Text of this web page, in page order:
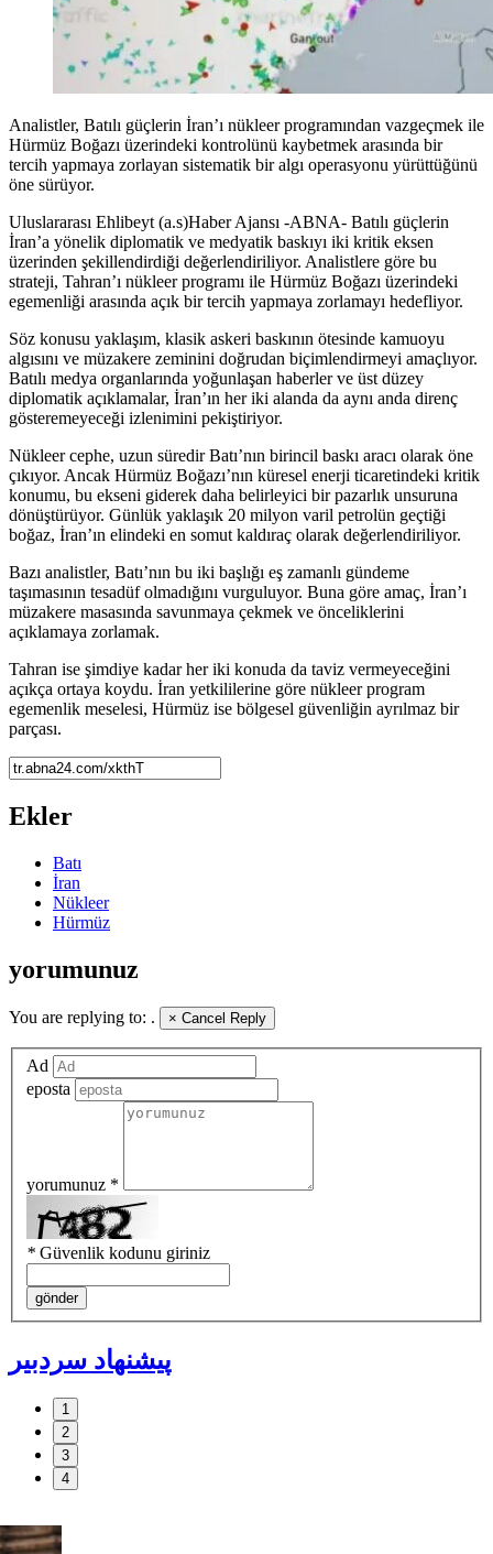
Analistler, Batılı güçlerin İran’ı nükleer programından vazgeçmek ile
Hürmüz Boğazı üzerindeki kontrolünü kaybetmek arasında bir
tercih yapmaya zorlayan sistematik bir algı operasyonu yürüttüğünü
öne sürüyor.
Uluslararası Ehlibeyt (a.s)Haber Ajansı -ABNA- Batılı güçlerin
İran’a yönelik diplomatik ve medyatik baskıyı iki kritik eksen
üzerinden şekillendirdiği değerlendiriliyor. Analistlere göre bu
strateji, Tahran’ı nükleer programı ile Hürmüz Boğazı üzerindeki
egemenliği arasında açık bir tercih yapmaya zorlamayı hedefliyor.
Söz konusu yaklaşım, klasik askeri baskının ötesinde kamuoyu
algısını ve müzakere zeminini doğrudan biçimlendirmeyi amaçlıyor.
Batılı medya organlarında yoğunlaşan haberler ve üst düzey
diplomatik açıklamalar, İran’ın her iki alanda da aynı anda direnç
gösteremeyeceği izlenimini pekiştiriyor.
Nükleer cephe, uzun süredir Batı’nın birincil baskı aracı olarak öne
çıkıyor. Ancak Hürmüz Boğazı’nın küresel enerji ticaretindeki kritik
konumu, bu ekseni giderek daha belirleyici bir pazarlık unsuruna
dönüştürüyor. Günlük yaklaşık 20 milyon varil petrolün geçtiği
boğaz, İran’ın elindeki en somut kaldıraç olarak değerlendiriliyor.
Bazı analistler, Batı’nın bu iki başlığı eş zamanlı gündeme
taşımasının tesadüf olmadığını vurguluyor. Buna göre amaç, İran’ı
müzakere masasında savunmaya çekmek ve önceliklerini
açıklamaya zorlamak.
Tahran ise şimdiye kadar her iki konuda da taviz vermeyeceğini
açıkça ortaya koydu. İran yetkililerine göre nükleer program
egemenlik meselesi, Hürmüz ise bölgesel güvenliğin ayrılmaz bir
parçası.
Ekler
Batı
İran
Nükleer
Hürmüz
yorumunuz
You are replying to: . × Cancel Reply
Ad
eposta
yorumunuz *
* Güvenlik kodunu giriniz
gönder
پیشنهاد سردبیر
1
2
3
4